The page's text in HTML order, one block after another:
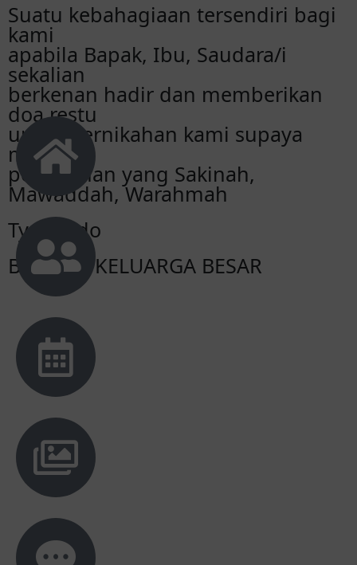
Suatu kebahagiaan tersendiri bagi
kami
apabila Bapak, Ibu, Saudara/i
sekalian
berkenan hadir dan memberikan
doa restu
untuk pernikahan kami supaya
menjadi
pernikahan yang Sakinah,
Mawaddah, Warahmah
Tya & Edo
BESERTA KELUARGA BESAR